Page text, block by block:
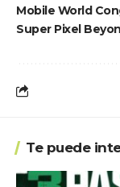
Mobile World
Super Pixel
Te puede